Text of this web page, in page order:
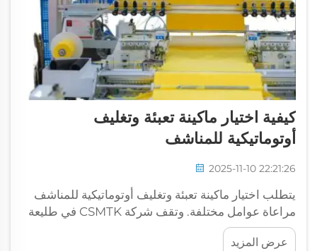
كيفية اختيار ماكينة تعبئة وتغليف
أوتوماتيكية للمناشف
2025-11-10 22:21:26
يتطلب اختيار ماكينة تعبئة وتغليف أوتوماتيكية للمناشف
مراعاة عوامل مختلفة. وتقف شركة CSMTK في طليعة
التصنيع لتفهم احتياجات العملاء. وتشمل هذه الجوانب
حجم الماكينة وسرعتها وكفاءتها والمزيد...
عرض المزيد